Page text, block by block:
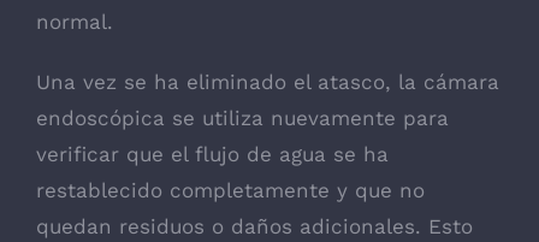
normal.
Una vez se ha eliminado el atasco, la cámara
endoscópica se utiliza nuevamente para
verificar que el flujo de agua se ha
restablecido completamente y que no
quedan residuos o daños adicionales. Esto